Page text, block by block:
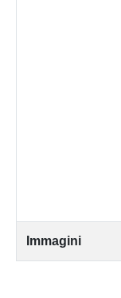
Immagini